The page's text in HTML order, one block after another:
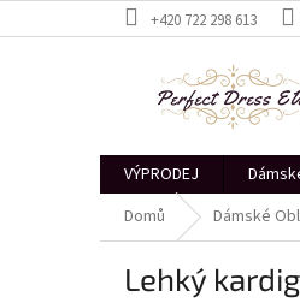
na
+420 722 298 613
VÝPRODEJ
Domů
Dámské
Lehký